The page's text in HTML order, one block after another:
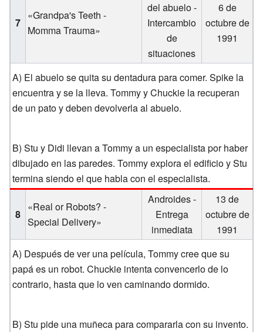
7
«Grandpa's Teeth -
Momma Trauma»
del abuelo -
Intercambio
de
situaciones
6 de
octubre de
1991
A) El abuelo se quita su dentadura para comer. Spike la
encuentra y se la lleva. Tommy y Chuckie la recuperan
de un pato y deben devolverla al abuelo.
B) Stu y Didi llevan a Tommy a un especialista por haber
dibujado en las paredes. Tommy explora el edificio y Stu
termina siendo el que habla con el especialista.
8
«Real or Robots? -
Special Delivery»
Androides -
Entrega
inmediata
13 de
octubre de
1991
A) Después de ver una película, Tommy cree que su
papá es un robot. Chuckie intenta convencerlo de lo
contrario, hasta que lo ven caminando dormido.
B) Stu pide una muñeca para compararla con su invento.